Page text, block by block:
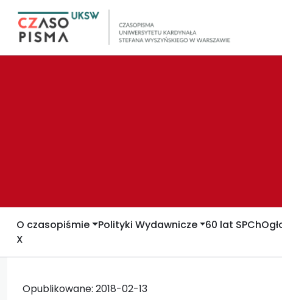
O czasopiśmie Polityki Wydawnicze 60 lat SPCh
X
Opublikowane: 2018-02-13